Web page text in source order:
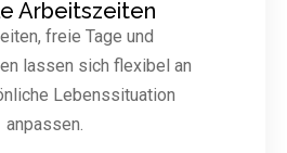
Arbeitszeiten
freie Tage und
lassen sich flexibel an
Lebenssituation
anpassen.